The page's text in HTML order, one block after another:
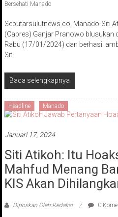
Bersehati Manado
Seputarsulutnews.co, Manado-Siti
(Capres) Ganjar Pranowo blusukan
Rabu (17/01/2024) dan berhasil
Siti
Baca selengkapnya
Headline Manado
Januari 17, 2024
Siti Atikoh: Itu
Mahfud Menang
KIS Akan
Diposkan Oleh:Redaksi 0